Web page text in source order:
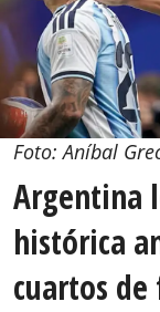
Foto: Aníbal
Argentina
histórica
cuartos